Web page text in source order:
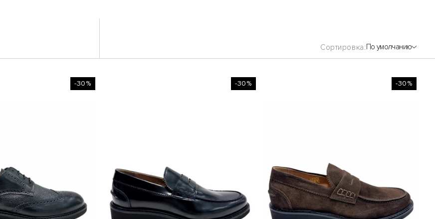
Сортировка По умолчанию
-30% -30% -30%